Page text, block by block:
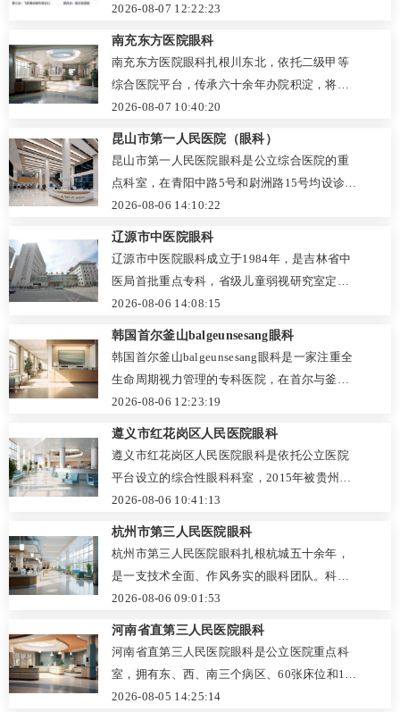
目。作为专注屈光矫正与眼健康管理的专业机
构，其资质齐全，依托德视佳多年临床沉淀，
在近视激光、ICL晶体植入及老花眼矫正等领域
特色鲜明。门诊环境温馨，动线清晰，实行预
计，拒绝过度医疗，收费标准透明。凭借前沿
设备与细致入微的术后回访，为追求高品质眼
科服务的人群提供了省心之选。
2026-08-07 12:22:23
南充东方医院眼科
南充东方医院眼科扎根川东北，依托二级甲等
综合医院平台，传承六十余年办院积淀，将公
立医院的规范严谨与人文关怀融为一体。科室
诊疗覆盖全年龄段，白内障手术、眼底病筛
查、儿童青少年医学验光配镜及干眼综合诊疗
均为特色方向。配备裂隙灯、OCT等设备，强
重细节服务，让患者在家门口享受踏实、温暖
的眼健康支持。
2026-08-07 10:40:20
昆山市第一人民医院（眼科）
昆山市第一人民医院眼科是公立综合医院的重
点科室，在青阳中路5号和尉洲路15号均设诊疗
点。科室覆盖白内障、青光眼、眼底病、近视
防控、斜弱视等常见及疑难眼病，检查细致、
手术经验丰富，尤其白内障超声乳化手术和近
视矫正注重个体化方案。医护团队耐心负责，
或电话预约，初诊建议提前到院建档。
2026-08-06 14:10:22
辽源市中医院眼科
辽源市中医院眼科成立于1984年，是吉林省中
医局首批重点专科，省级儿童弱视研究室定点
单位。科室现有医护人员20名，含主任医师2
名、副主任医师3名及硕士人才，拥有德国目乐
手术显微镜、超声乳化仪等先进设备，可开展
白内障超声乳化、青光眼小梁切除等高难度手
势，注重患者全面健康，服务耐心细致，在当
地口碑良好。门诊位于康宁大街616号，实行分
时段预约，收费公开透明，用专业与温度为患
者守护光明。
2026-08-06 14:08:15
韩国首尔釜山balgeunsesang眼科
韩国首尔釜山balgeunsesang眼科是一家注重全
生命周期视力管理的专科医院，在首尔与釜山
均设有院区。医院以检查细致、方案透明、随
访到位著称，擅长全飞秒、ICL晶体植入、白内
障及老花眼矫正，同时提供干眼症诊疗与青少
年近视防控。医护团队经验丰富，术前会结合
中，全飞秒约19800元/双眼，ICL约34800元/
双眼，费用含基础检查与术后复查。患者可通
过官方中文客服或电话预约，需提前1-2周并备
好护照。整体口碑稳健，
2026-08-06 12:23:19
遵义市红花岗区人民医院眼科
遵义市红花岗区人民医院眼科是依托公立医院
平台设立的综合性眼科科室，2015年被贵州省
卫计委审批为老年性白内障定点救治医院，诊
疗资质正规可靠。科室拥有10名执业医师，其
中主任医师、副主任医师各2名，并特邀遵义医
科大学附属医院专家定期坐诊，形成老中青结
超声乳化术、青光眼滤过术、翼状胬肉切除术
等，注重术前评估与术后随访，患者口碑良
好。同时提供多种预约挂号渠道，收费透明，
为周边居民提供了便捷、安心的眼健康服务。
2026-08-06 10:41:13
杭州市第三人民医院眼科
杭州市第三人民医院眼科扎根杭城五十余年，
是一支技术全面、作风务实的眼科团队。科室
拥有完善的显微手术能力，可独立开展白内
障、青光眼、角膜移植、眼外伤修复等手术，
配备OCT、眼底照相等先进设备，实现精准诊
断与治疗。医生梯队结构合理，坚持“以患者为
2026-08-06 09:01:53
河南省直第三人民医院眼科
河南省直第三人民医院眼科是公立医院重点科
室，拥有东、西、南三个病区、60张床位和15
名医生，设备先进，收费透明。科室独创神经
2026-08-05 14:25:14